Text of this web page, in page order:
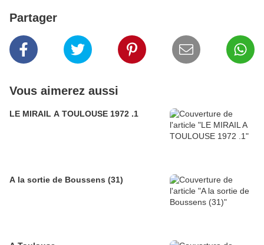
Partager
Vous aimerez aussi
LE MIRAIL A TOULOUSE 1972 .1
A la sortie de Boussens (31)